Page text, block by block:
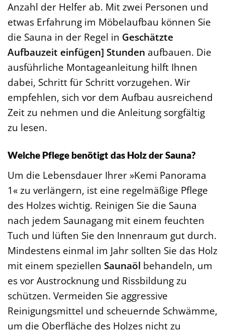
Anzahl der Helfer ab. Mit zwei Personen und
etwas Erfahrung im Möbelaufbau können Sie
die Sauna in der Regel in Geschätzte
Aufbauzeit einfügen] Stunden aufbauen. Die
ausführliche Montageanleitung hilft Ihnen
dabei, Schritt für Schritt vorzugehen. Wir
empfehlen, sich vor dem Aufbau ausreichend
Zeit zu nehmen und die Anleitung sorgfältig
zu lesen.
Welche Pflege benötigt das Holz der Sauna?
Um die Lebensdauer Ihrer »Kemi Panorama
1« zu verlängern, ist eine regelmäßige Pflege
des Holzes wichtig. Reinigen Sie die Sauna
nach jedem Saunagang mit einem feuchten
Tuch und lüften Sie den Innenraum gut durch.
Mindestens einmal im Jahr sollten Sie das Holz
mit einem speziellen Saunaöl behandeln, um
es vor Austrocknung und Rissbildung zu
schützen. Vermeiden Sie aggressive
Reinigungsmittel und scheuernde Schwämme,
um die Oberfläche des Holzes nicht zu